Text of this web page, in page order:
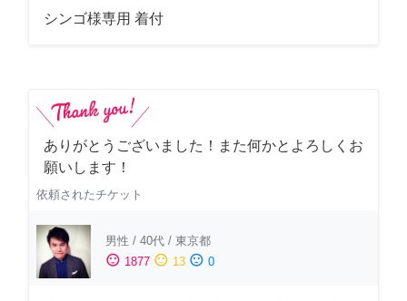
シンゴ様専用 着付
ありがとうございました！また何かとよろしくお
願いします！
依頼されたチケット
男性 / 40代 / 東京都
sentiment_satisfied 1877 sentiment_neutral 13 sentiment_dissatisfied 0